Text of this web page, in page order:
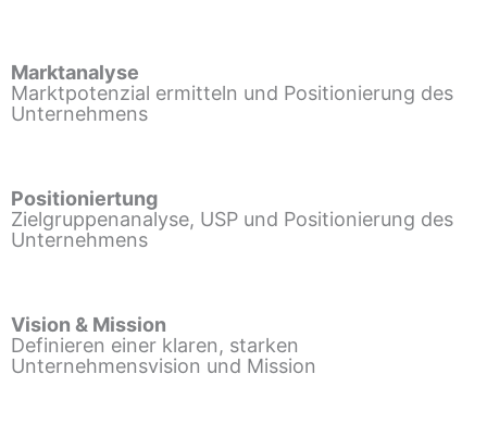
Marktanalyse
Marktpotenzial ermitteln und Positionierung des
Unternehmens
Positioniertung
Zielgruppenanalyse, USP und Positionierung des
Unternehmens
Vision & Mission
Definieren einer klaren, starken
Unternehmensvision und Mission